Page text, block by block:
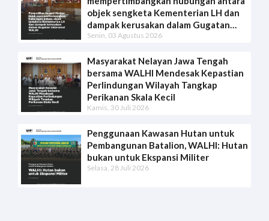
objek sengketa Kementerian LH dan
dampak kerusakan dalam Gugatan
Intervensi WALHI
Senin, 03 Agustus 2026
Masyarakat Nelayan Jawa Tengah
bersama WALHI Mendesak Kepastian
Perlindungan Wilayah Tangkap
Perikanan Skala Kecil
Kamis, 30 Juli 2026
Penggunaan Kawasan Hutan untuk
Pembangunan Batalion, WALHI: Hutan
bukan untuk Ekspansi Militer
Selasa, 28 Juli 2026